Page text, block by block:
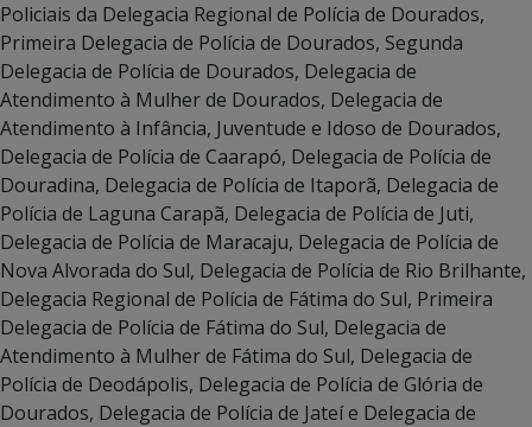
Policiais da Delegacia Regional de Polícia de Dourados,
Primeira Delegacia de Polícia de Dourados, Segunda
Delegacia de Polícia de Dourados, Delegacia de
Atendimento à Mulher de Dourados, Delegacia de
Atendimento à Infância, Juventude e Idoso de Dourados,
Delegacia de Polícia de Caarapó, Delegacia de Polícia de
Douradina, Delegacia de Polícia de Itaporã, Delegacia de
Polícia de Laguna Carapã, Delegacia de Polícia de Juti,
Delegacia de Polícia de Maracaju, Delegacia de Polícia de
Nova Alvorada do Sul, Delegacia de Polícia de Rio Brilhante,
Delegacia Regional de Polícia de Fátima do Sul, Primeira
Delegacia de Polícia de Fátima do Sul, Delegacia de
Atendimento à Mulher de Fátima do Sul, Delegacia de
Polícia de Deodápolis, Delegacia de Polícia de Glória de
Dourados, Delegacia de Polícia de Jateí e Delegacia de